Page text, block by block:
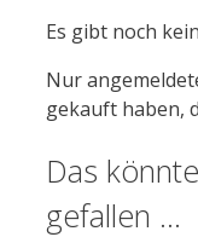
Es gibt noch
Nur
gekauft haben,
Das
gefallen …